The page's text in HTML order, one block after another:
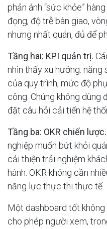
phản ánh “sức khỏe”
đọng, độ trễ bàn giao,
nhưng nhất quán, đủ để
Tầng hai: KPI quản trị.
nhìn thấy xu hướng: năng
của quy trình, mức độ
công. Chúng không dùng
đặt câu hỏi cải tiến hệ
Tầng ba: OKR chiến lược.
nghiệp muốn bứt khỏi
cải thiện trải nghiệm
hành. OKR không cần
năng lực thực thi thực tế.
Một dashboard tốt
cho phép người xem,